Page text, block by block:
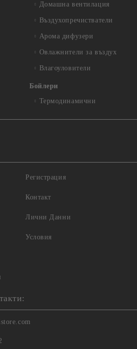
Домашна вентилация
Въздухопречистватели
Арома дифузери
Овлажнители за въздух
Влагоуловители
Бойлери
Термодинамични
Регистрация
Контакт
Лични Данни
Условия